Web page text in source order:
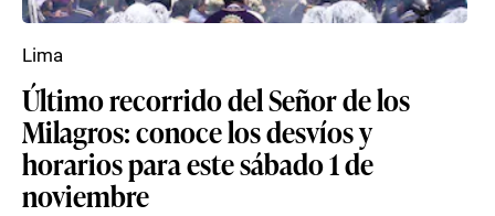
Último recorrido del Señor de los
Milagros: conoce los desvíos y
horarios para este sábado 1 de
noviembre
Lima